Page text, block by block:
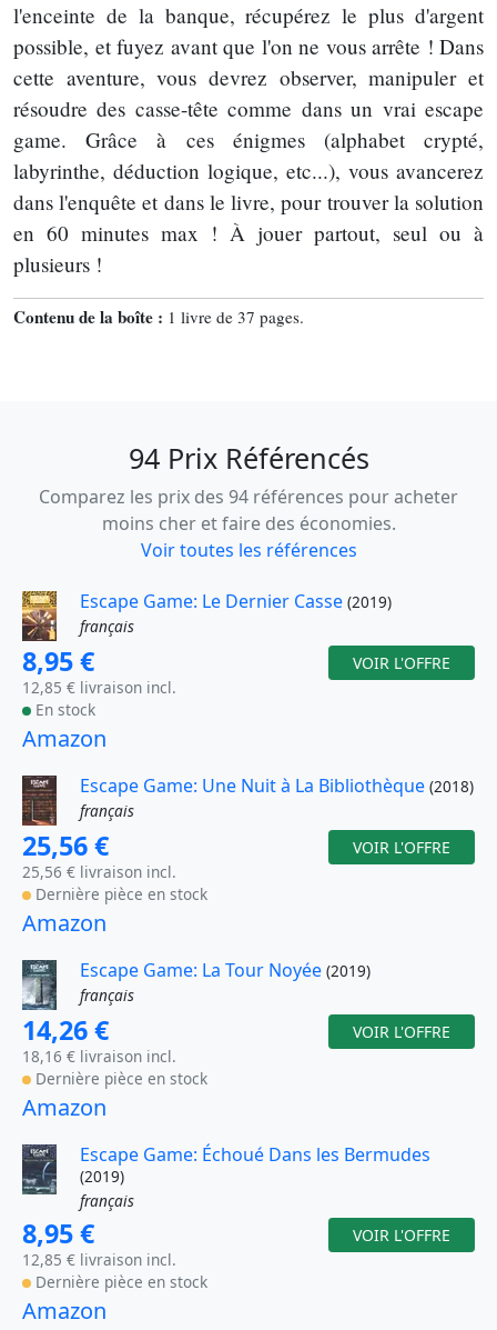
l'enceinte de la banque, récupérez le plus d'argent
possible, et fuyez avant que l'on ne vous arrête ! Dans
cette aventure, vous devrez observer, manipuler et
résoudre des casse-tête comme dans un vrai escape
game. Grâce à ces énigmes (alphabet crypté,
labyrinthe, déduction logique, etc...), vous avancerez
dans l'enquête et dans le livre, pour trouver la solution
en 60 minutes max ! À jouer partout, seul ou à
plusieurs !
Contenu de la boîte : 1 livre de 37 pages.
94 Prix Référencés
Comparez les prix des 94 références pour acheter
moins cher et faire des économies.
Voir toutes les références
Escape Game: Le Dernier Casse (2019)
français
8,95 €
12,85 € livraison incl.
En stock
VOIR L'OFFRE
Amazon
Escape Game: Une Nuit à La Bibliothèque (2018)
français
25,56 €
25,56 € livraison incl.
Dernière pièce en stock
VOIR L'OFFRE
Amazon
Escape Game: La Tour Noyée (2019)
français
14,26 €
18,16 € livraison incl.
Dernière pièce en stock
VOIR L'OFFRE
Amazon
Escape Game: Échoué Dans les Bermudes
(2019)
français
8,95 €
12,85 € livraison incl.
Dernière pièce en stock
VOIR L'OFFRE
Amazon